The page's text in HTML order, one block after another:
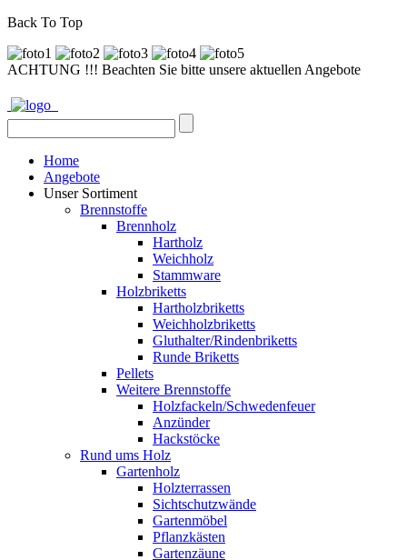
Back To Top
ACHTUNG !!! Beachten Sie bitte unsere aktuellen Angebote
Home
Angebote
Unser Sortiment
Brennstoffe
Brennholz
Hartholz
Weichholz
Stammware
Holzbriketts
Hartholzbriketts
Weichholzbriketts
Gluthalter/Rindenbriketts
Runde Briketts
Pellets
Weitere Brennstoffe
Holzfackeln/Schwedenfeuer
Anzünder
Hackstöcke
Rund ums Holz
Gartenholz
Holzterrassen
Sichtschutzwände
Gartenmöbel
Pflanzkästen
Gartenzäune